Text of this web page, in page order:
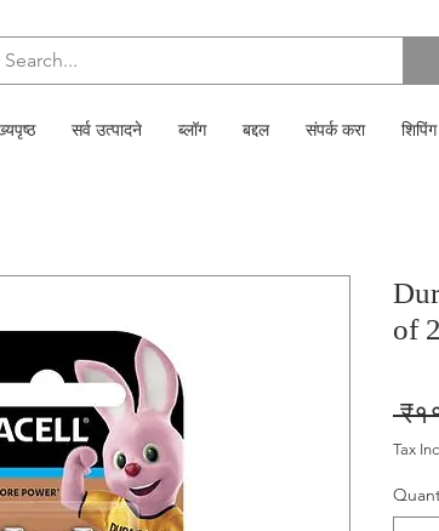
सर्व उत्पादने ब्लॉग बद्दल संपर्क करा
of
Tax